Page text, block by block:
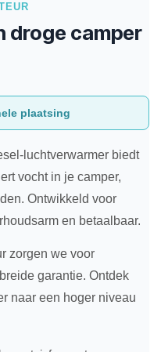
droge camper
plaatsing
luchtverwarmer biedt
vocht in je camper,
Ontwikkeld voor
en betaalbaar.
zorgen we voor
garantie. Ontdek
naar een hoger niveau